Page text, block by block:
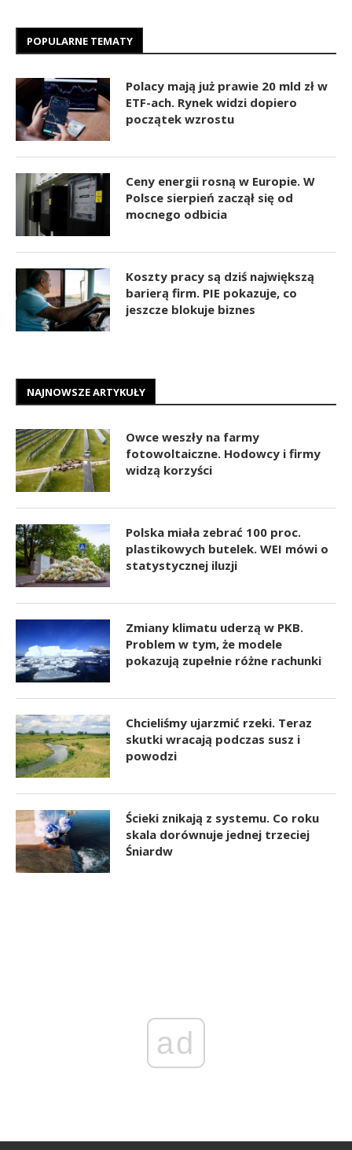
POPULARNE TEMATY
Polacy mają już prawie 20 mld zł w
ETF-ach. Rynek widzi dopiero
początek wzrostu
Ceny energii rosną w Europie. W
Polsce sierpień zaczął się od
mocnego odbicia
Koszty pracy są dziś największą
barierą firm. PIE pokazuje, co
jeszcze blokuje biznes
NAJNOWSZE ARTYKUŁY
Owce weszły na farmy
fotowoltaiczne. Hodowcy i firmy
widzą korzyści
Polska miała zebrać 100 proc.
plastikowych butelek. WEI mówi o
statystycznej iluzji
Zmiany klimatu uderzą w PKB.
Problem w tym, że modele
pokazują zupełnie różne rachunki
Chcieliśmy ujarzmić rzeki. Teraz
skutki wracają podczas susz i
powodzi
Ścieki znikają z systemu. Co roku
skala dorównuje jednej trzeciej
Śniardw
ad